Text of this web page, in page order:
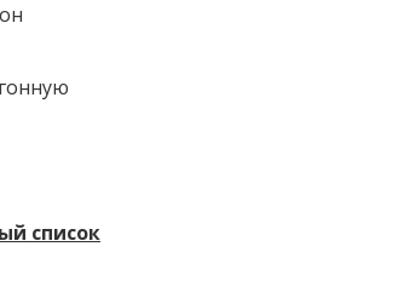
список